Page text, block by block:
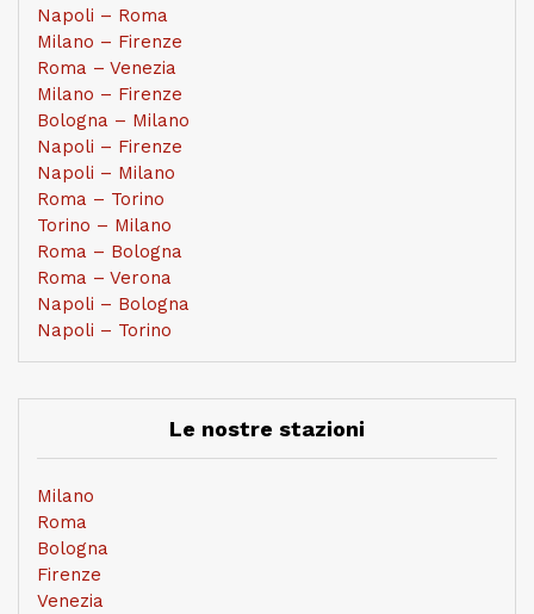
Napoli – Roma
Milano – Firenze
Roma – Venezia
Milano – Firenze
Bologna – Milano
Napoli – Firenze
Napoli – Milano
Roma – Torino
Torino – Milano
Roma – Bologna
Roma – Verona
Napoli – Bologna
Napoli – Torino
Le nostre stazioni
Milano
Roma
Bologna
Firenze
Venezia